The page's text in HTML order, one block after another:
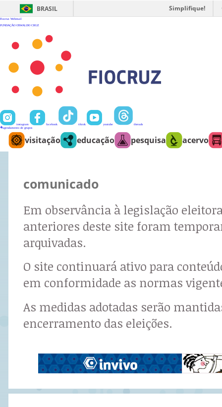
BRASIL Simplifique!
Fiocruz Webmail
FUNDAÇÃO OSWALDO CRUZ
instagram facebook tiktok youtube
threads
agendamento de grupos
visitação educação pesquisa acervo
comunicado
Em observância à legislação
anteriores deste site foram
arquivadas.
O site continuará ativo para
em conformidade as normas
As medidas adotadas serão
encerramento das eleições.